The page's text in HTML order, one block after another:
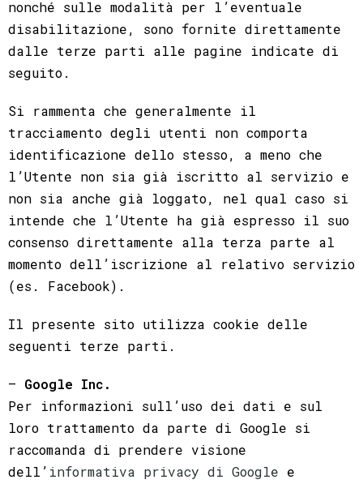
nonché sulle modalità per l’eventuale
disabilitazione, sono fornite direttamente
dalle terze parti alle pagine indicate di
seguito.
Si rammenta che generalmente il
tracciamento degli utenti non comporta
identificazione dello stesso, a meno che
l’Utente non sia già iscritto al servizio e
non sia anche già loggato, nel qual caso si
intende che l’Utente ha già espresso il suo
consenso direttamente alla terza parte al
momento dell’iscrizione al relativo servizio
(es. Facebook).
Il presente sito utilizza cookie delle
seguenti terze parti.
– Google Inc.
Per informazioni sull’uso dei dati e sul
loro trattamento da parte di Google si
raccomanda di prendere visione
dell’ informativa privacy di Google e